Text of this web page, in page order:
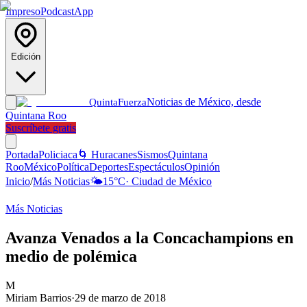
ImpresoPodcastApp
Edición
QuintaFuerzaNoticias de México, desde
Quintana Roo
Suscríbete gratis
PortadaPoliciaca 🌀 HuracanesSismosQuintana
RooMéxicoPolíticaDeportesEspectáculosOpinión
Inicio/Más Noticias🌤️15°C· Ciudad de México
Más Noticias
Avanza Venados a la Concachampions en
medio de polémica
M
Miriam Barrios·29 de marzo de 2018